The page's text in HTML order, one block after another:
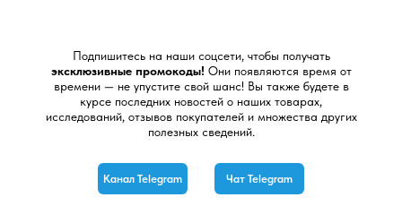
Подпишитесь на наши соцсети, чтобы получать
эксклюзивные промокоды! Они появляются время от
времени — не упустите свой шанс! Вы также будете в
курсе последних новостей о наших товарах,
исследований, отзывов покупателей и множества других
полезных сведений.
Канал Telegram Чат Telegram